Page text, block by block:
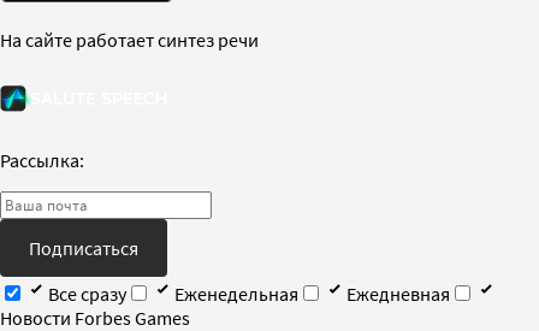
На сайте работает синтез речи
Рассылка:
Подписаться
Все сразу
Еженедельная
Ежедневная
Новости Forbes Games